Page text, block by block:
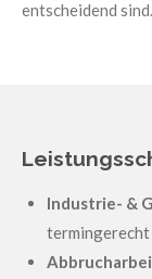
entscheidend sind.
Industrie- &
termingerecht